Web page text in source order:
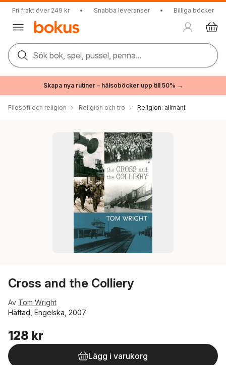
Fri frakt över 249 kr • Snabba leveranser • Billiga böcker
Sök bok, spel, pussel, penna...
Skapa nya rutiner – hälsoböcker upp till 50% →
Filosofi och religion Religion och tro Religion: allmänt
Cross and the Colliery
Av Tom Wright
Häftad, Engelska, 2007
128 kr
Lägg i varukorg